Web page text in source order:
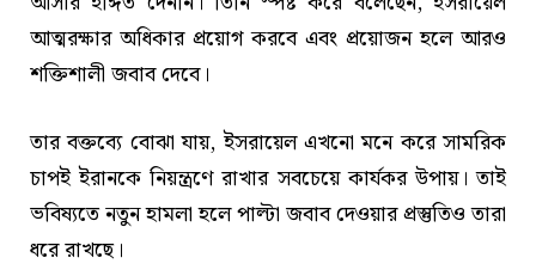
আত্মরক্ষার অধিকার প্রয়োগ করবে এবং প্রয়োজন হলে আরও
শক্তিশালী জবাব দেবে।
তার বক্তব্যে বোঝা যায়, ইসরায়েল এখনো মনে করে সামরিক
চাপই ইরানকে নিয়ন্ত্রণে রাখার সবচেয়ে কার্যকর উপায়। তাই
ভবিষ্যতে নতুন হামলা হলে পাল্টা জবাব দেওয়ার প্রস্তুতিও তারা
ধরে রাখছে।